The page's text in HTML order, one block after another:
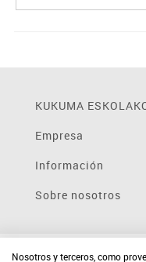
KUKUMA
Empresa
Información
Sobre nosotros
Nosotros y terceros, como